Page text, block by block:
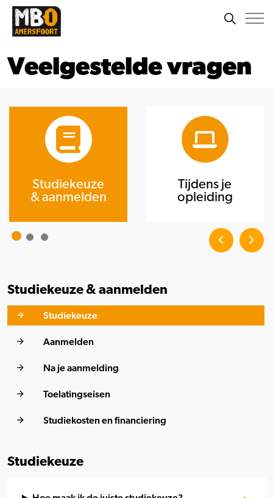
Veelgestelde vragen
Studiekeuze
& aanmelden
Tijdens je
opleiding
Studiekeuze & aanmelden
Studiekeuze
Aanmelden
Na je aanmelding
Toelatingseisen
Studiekosten en financiering
Studiekeuze